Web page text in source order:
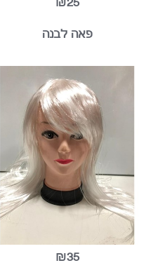
₪25
פאה לבנה